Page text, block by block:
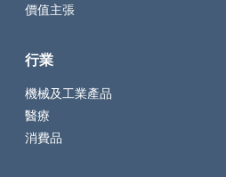
價值主張
行業
機械及工業產品
醫療
消費品